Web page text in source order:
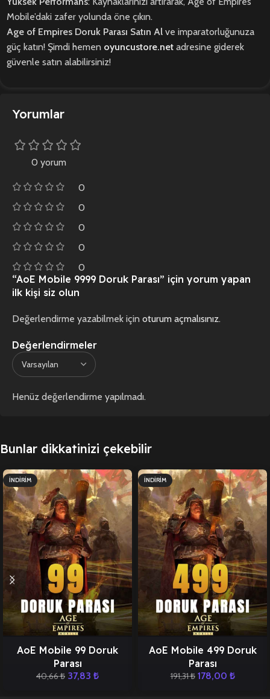
Mobile’daki zafer yolunda öne çıkın.
Age of Empires Doruk Parası Satın Al ve imparatorluğunuza
güç katın! Şimdi hemen oyuncustore.net adresine giderek
güvenle satın alabilirsiniz!
Yorumlar
0 yorum
0
0
0
0
0
Değerlendirmeler
Henüz değerlendirme yapılmadı.
“AoE Mobile 9999 Doruk Parası” için yorum yapan
ilk kişi siz olun
Değerlendirme yazabilmek için oturum açmalısınız.
Bunlar dikkatinizi çekebilir
İNDIRIM
AoE Mobile 99 Doruk
Parası
40,66₺ 37,83 ₺
İNDIRIM
AoE Mobile 499 Doruk
Parası
191,31₺ 178,00 ₺